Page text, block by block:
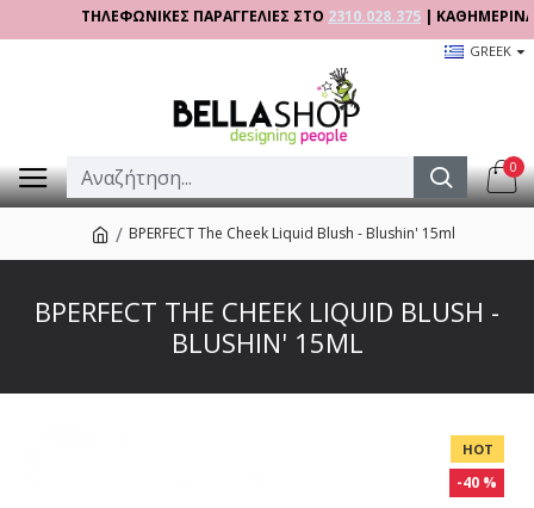
ΤΗΛΕΦΩΝΙΚΕΣ ΠΑΡΑΓΓΕΛΙΕΣ ΣΤΟ2310.028.375| ΚΑΘΗΜΕΡΙΝΑ
GREEK
0
BPERFECT The Cheek Liquid Blush - Blushin' 15ml
BPERFECT THE CHEEK LIQUID BLUSH -
BLUSHIN' 15ML
HOT
-40 %